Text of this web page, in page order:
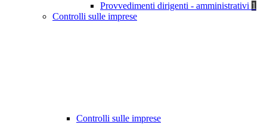
Provvedimenti dirigenti - amministrativi 1
Controlli sulle imprese
Controlli sulle imprese